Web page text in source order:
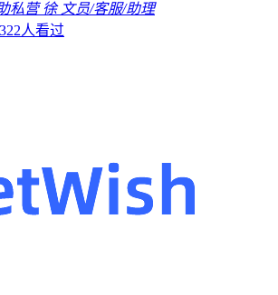
私营 徐 文员/客服/助理
322人看过